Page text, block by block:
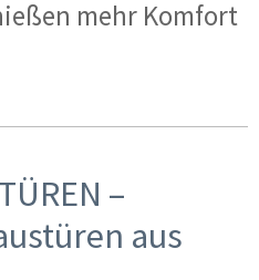
mehr Komfort
–
aus